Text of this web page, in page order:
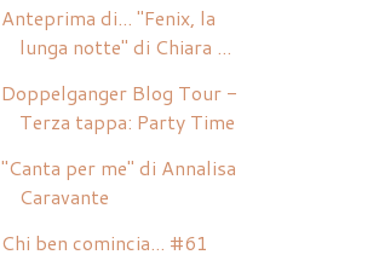
Anteprima di... "Fenix, la
lunga notte" di Chiara ...
Doppelganger Blog Tour -
Terza tappa: Party Time
"Canta per me" di Annalisa
Caravante
Chi ben comincia... #61